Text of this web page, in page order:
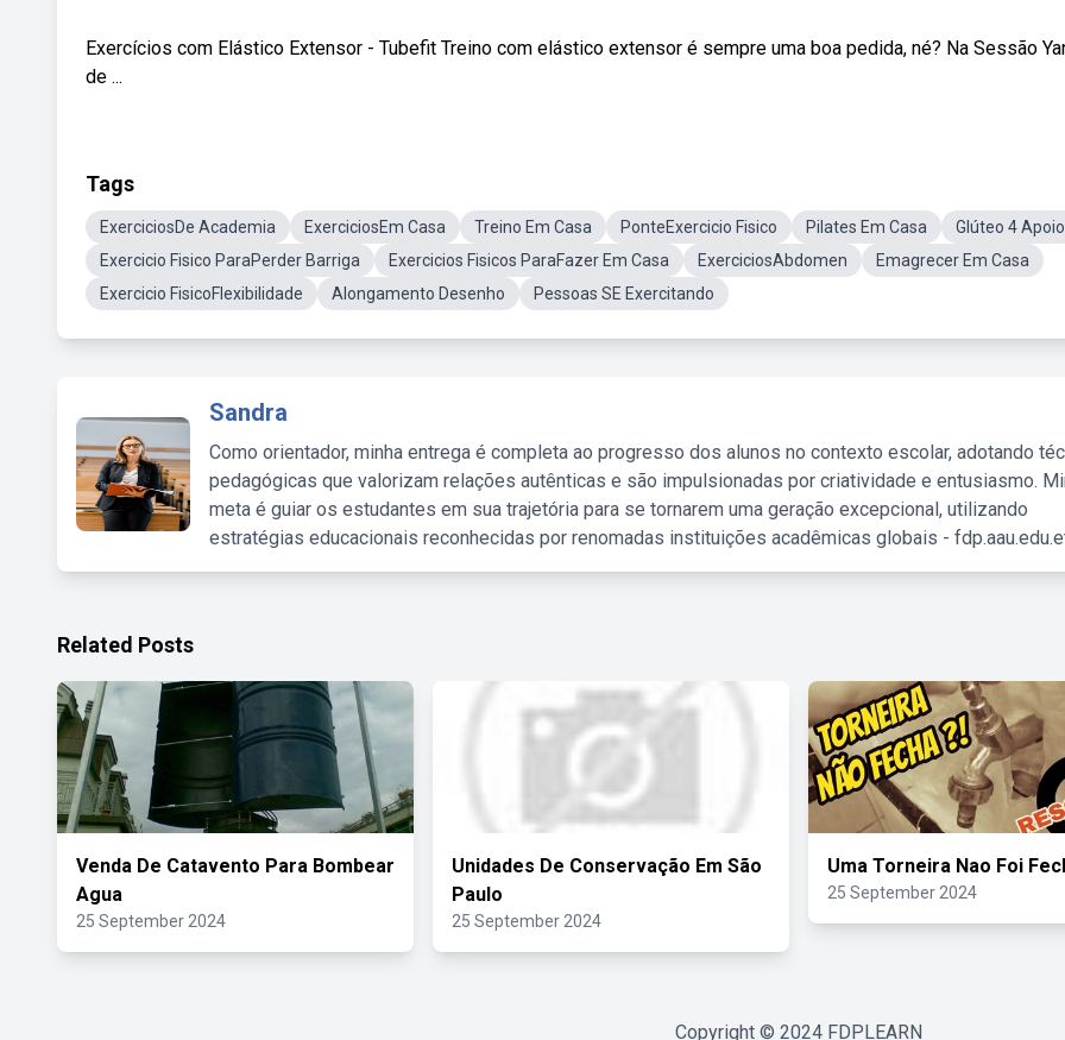
Exercícios com Elástico Extensor - Tubefit Treino com elástico extensor é sempre uma boa pedida, né? Na Sessão
de ...
Tags
ExerciciosDe Academia ExerciciosEm Casa Treino Em Casa PonteExercicio Fisico Pilates Em Casa
Glúteo 4
Exercicio Fisico ParaPerder Barriga
Exercicios Fisicos ParaFazer Em Casa ExerciciosAbdomen
Emagrecer Em Casa
Exercicio FisicoFlexibilidade
Alongamento Desenho Pessoas SE Exercitando
Sandra
Como orientador, minha entrega é completa ao progresso dos alunos no contexto escolar, adotando
pedagógicas que valorizam relações autênticas e são impulsionadas por criatividade e entusiasmo.
meta é guiar os estudantes em sua trajetória para se tornarem uma geração excepcional, utilizando
estratégias educacionais reconhecidas por renomadas instituições acadêmicas globais -
Related Posts
Venda De Catavento Para Bombear
Agua
25 September 2024
Unidades De Conservação Em São
Paulo
25 September 2024
Uma Torneira Nao Foi
25 September 2024
Copyright © 2024 FDPLEARN